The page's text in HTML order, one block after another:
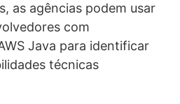
as agências podem usar
com
Java para identificar
técnicas